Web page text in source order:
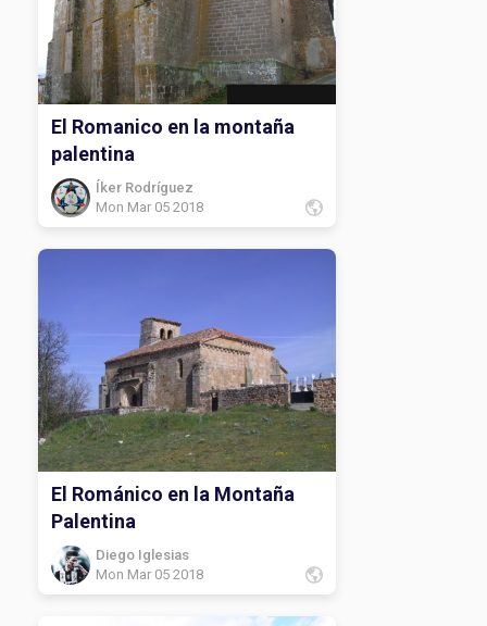
El Romanico en la montaña
palentina
Íker Rodríguez
Mon Mar 05 2018
El Románico en la Montaña
Palentina
Diego Iglesias
Mon Mar 05 2018